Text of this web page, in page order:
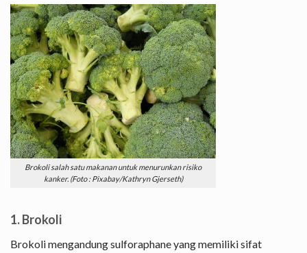
Brokoli salah satu makanan untuk menurunkan risiko
kanker. (Foto : Pixabay/Kathryn Gjerseth)
1. Brokoli
Brokoli mengandung sulforaphane yang memiliki sifat